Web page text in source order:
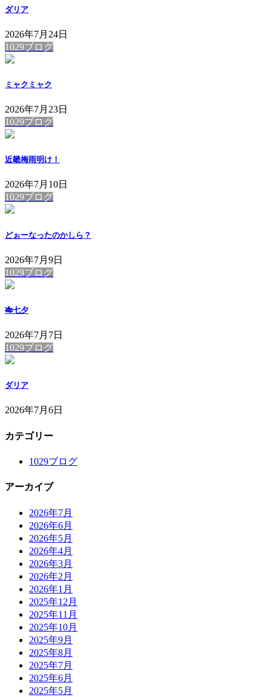
ダリア
2026年7月24日
1029ブログ
ミャクミャク
2026年7月23日
1029ブログ
近畿梅雨明け！
2026年7月10日
1029ブログ
どぉーなったのかしら？
2026年7月9日
1029ブログ
🎋七夕
2026年7月7日
1029ブログ
ダリア
2026年7月6日
カテゴリー
1029ブログ
アーカイブ
2026年7月
2026年6月
2026年5月
2026年4月
2026年3月
2026年2月
2026年1月
2025年12月
2025年11月
2025年10月
2025年9月
2025年8月
2025年7月
2025年6月
2025年5月